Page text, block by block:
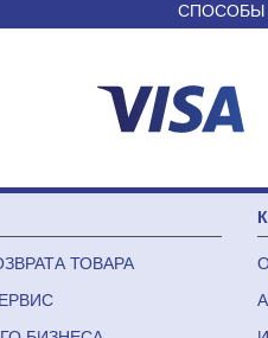
СПОСОБЫ
ТОВАРА